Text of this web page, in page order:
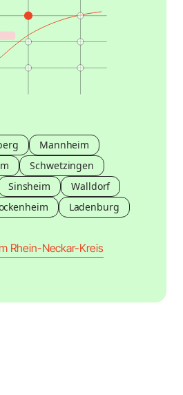
Mannheim
Schwetzingen
Sinsheim
Walldorf
Ladenburg
Rhein-Neckar-Kreis